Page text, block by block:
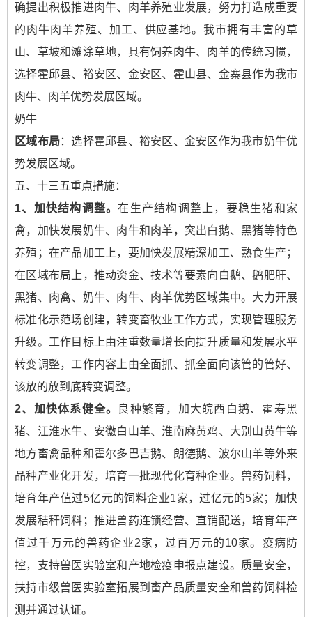
确提出积极推进肉牛、肉羊养殖业发展，努力打造成重要
的肉牛肉羊养殖、加工、供应基地。我市拥有丰富的草
山、草坡和滩涂草地，具有饲养肉牛、肉羊的传统习惯，
选择霍邱县、裕安区、金安区、霍山县、金寨县作为我市
肉牛、肉羊优势发展区域。
奶牛
区域布局：选择霍邱县、裕安区、金安区作为我市奶牛优
势发展区域。
五、十三五重点措施：
1、加快结构调整。在生产结构调整上，要稳生猪和家
禽，加快发展奶牛、肉牛和肉羊，突出白鹅、黑猪等特色
养殖；在产品加工上，要加快发展精深加工、熟食生产；
在区域布局上，推动资金、技术等要素向白鹅、鹅肥肝、
黑猪、肉禽、奶牛、肉牛、肉羊优势区域集中。大力开展
标准化示范场创建，转变畜牧业工作方式，实现管理服务
升级。工作目标上由注重数量增长向提升质量和发展水平
转变调整，工作内容上由全面抓、抓全面向该管的管好、
该放的放到底转变调整。
2、加快体系健全。
良种繁育，加大皖西白鹅、霍寿黑
猪、江淮水牛、安徽白山羊、淮南麻黄鸡、大别山黄牛等
地方畜禽品种和霍尔多巴吉鹅、朗德鹅、波尔山羊等外来
品种产业化开发，培育一批现代化育种企业。兽药饲料，
培育年产值过5亿元的饲料企业1家，过亿元的5家；加快
发展秸秆饲料；推进兽药连锁经营、直销配送，培育年产
值过千万元的兽药企业2家，过百万元的10家。疫病防
控，支持兽医实验室和产地检疫申报点建设。质量安全，
扶持市级兽医实验室拓展到畜产品质量安全和兽药饲料检
测并通过认证。